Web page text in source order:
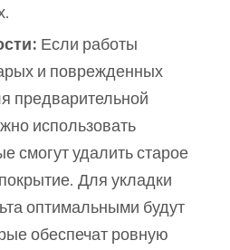
Если работы
и поврежденных
предварительной
использовать
смогут удалить старое
Для укладки
оптимальными будут
обеспечат ровную